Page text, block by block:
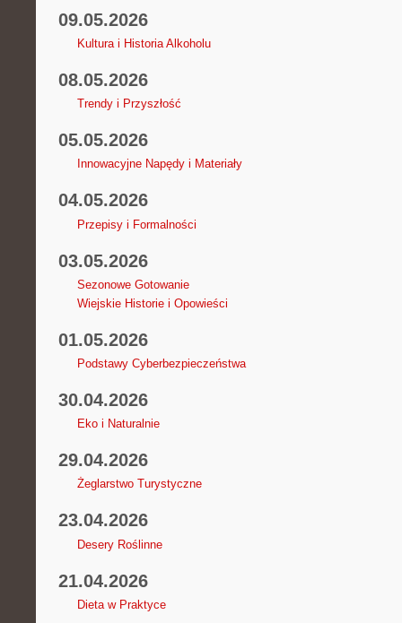
09.05.2026
Kultura i Historia Alkoholu
08.05.2026
Trendy i Przyszłość
05.05.2026
Innowacyjne Napędy i Materiały
04.05.2026
Przepisy i Formalności
03.05.2026
Sezonowe Gotowanie
Wiejskie Historie i Opowieści
01.05.2026
Podstawy Cyberbezpieczeństwa
30.04.2026
Eko i Naturalnie
29.04.2026
Żeglarstwo Turystyczne
23.04.2026
Desery Roślinne
21.04.2026
Dieta w Praktyce